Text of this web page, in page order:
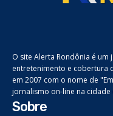
O site Alerta Rondônia é
entretenimento e cobertura
em 2007 com o nome de
jornalismo on-line na cidade
Sobre